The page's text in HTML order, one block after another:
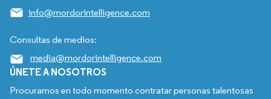
info@mordorintelligence.com
Consultas de medios:
media@mordorintelligence.com
ÚNETE A NOSOTROS
Procuramos en todo momento contratar personas talentosas